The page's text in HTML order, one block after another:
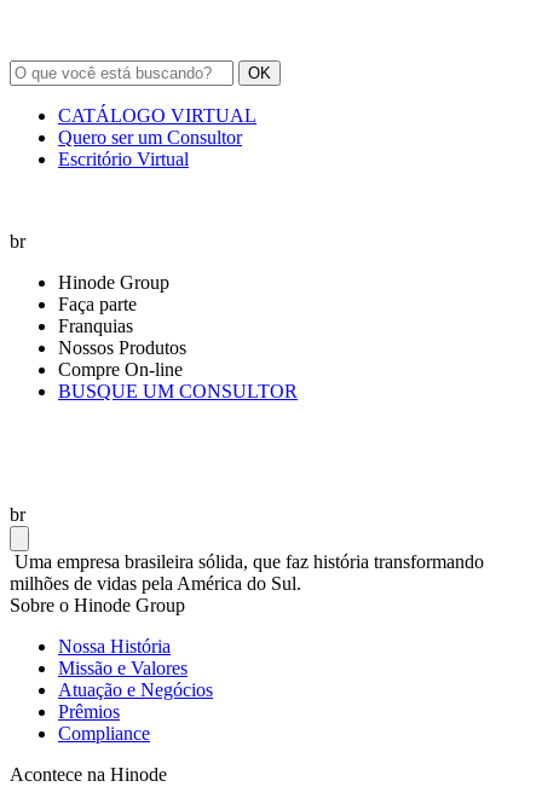
OK
CATÁLOGO VIRTUAL
Quero ser um Consultor
Escritório Virtual
br
Hinode Group
Faça parte
Franquias
Nossos Produtos
Compre On-line
BUSQUE UM CONSULTOR
br
Uma empresa brasileira sólida, que faz história transformando
milhões de vidas pela América do Sul.
Sobre o Hinode Group
Nossa História
Missão e Valores
Atuação e Negócios
Prêmios
Compliance
Acontece na Hinode